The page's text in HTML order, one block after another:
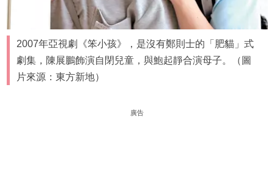
2007年亞視劇《笨小孩》，是沒有鄭則士的「肥貓」式
劇集，陳展鵬飾演自閉兒童，與鮑起靜合演母子。（圖
片來源：東方新地）
廣告